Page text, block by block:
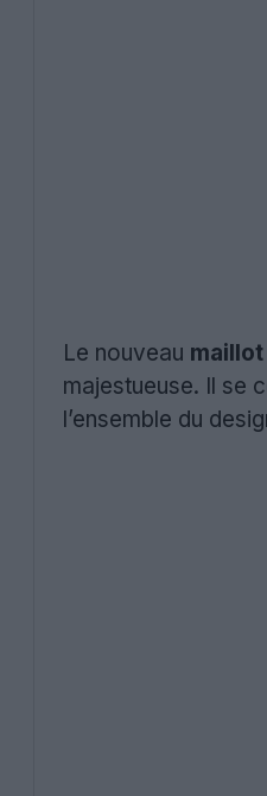
Le nouveau
majestueuse. Il se
l’ensemble du